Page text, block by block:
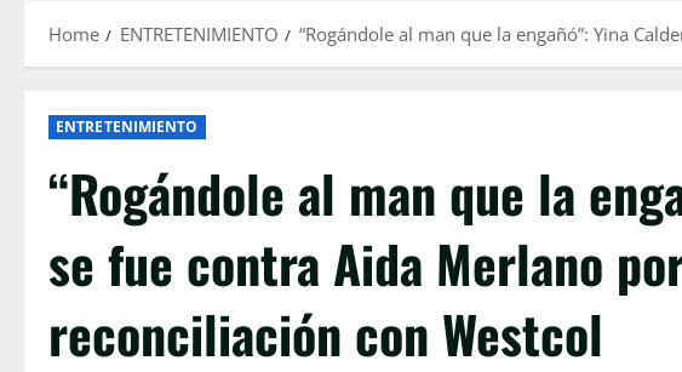
Home ENTRETENIMIENTO “Rogándole al man que la engañó”: Yina
ENTRETENIMIENTO
“Rogándole al man que la
se fue contra Aida Merlano
reconciliación con Westcol